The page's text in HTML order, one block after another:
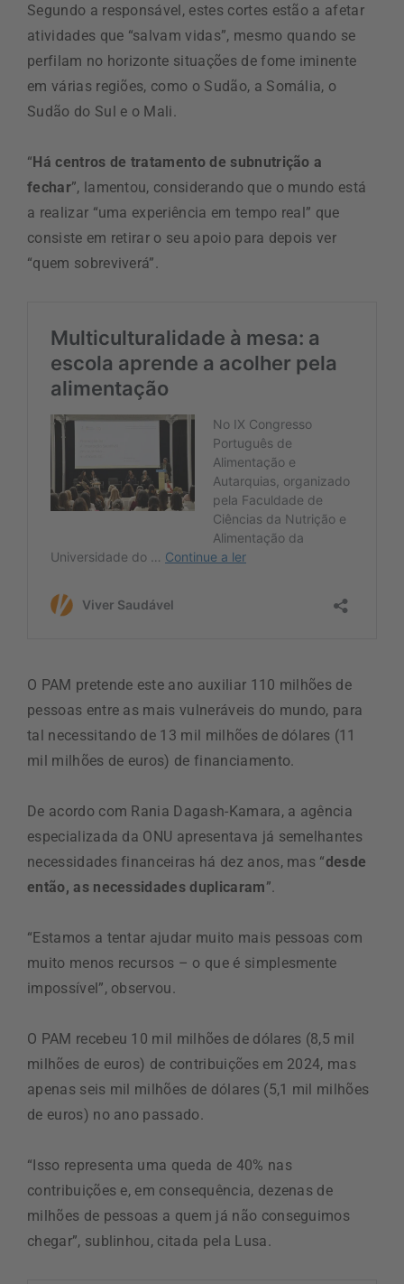
Segundo a responsável, estes cortes estão a afetar
atividades que “salvam vidas”, mesmo quando se
perfilam no horizonte situações de fome iminente
em várias regiões, como o Sudão, a Somália, o
Sudão do Sul e o Mali.
“Há centros de tratamento de subnutrição a
fechar”, lamentou, considerando que o mundo está
a realizar “uma experiência em tempo real” que
consiste em retirar o seu apoio para depois ver
“quem sobreviverá”.
O PAM pretende este ano auxiliar 110 milhões de
pessoas entre as mais vulneráveis do mundo, para
tal necessitando de 13 mil milhões de dólares (11
mil milhões de euros) de financiamento.
De acordo com Rania Dagash-Kamara, a agência
especializada da ONU apresentava já semelhantes
necessidades financeiras há dez anos, mas “desde
então, as necessidades duplicaram”.
“Estamos a tentar ajudar muito mais pessoas com
muito menos recursos – o que é simplesmente
impossível”, observou.
O PAM recebeu 10 mil milhões de dólares (8,5 mil
milhões de euros) de contribuições em 2024, mas
apenas seis mil milhões de dólares (5,1 mil milhões
de euros) no ano passado.
“Isso representa uma queda de 40% nas
contribuições e, em consequência, dezenas de
milhões de pessoas a quem já não conseguimos
chegar”, sublinhou, citada pela Lusa.